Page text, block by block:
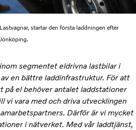
startar den första laddningen efter
segmentet eldrivna lastbilar i
en bättre laddinfrastruktur. För att
på el behöver antalet laddstationer
vi vara med och driva utvecklingen
Därför är vi mycket
i nätverket. Med vår laddtjänst,